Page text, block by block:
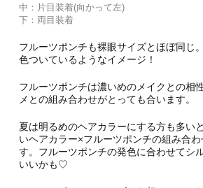
上：クリアレンズ
中：片目装着(向かって左)
フルーツポンチも裸眼サイズとほぼ同じ
色ついているようなイメージ！